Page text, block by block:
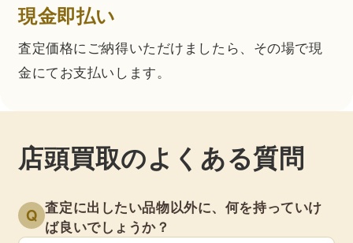
現金即払い
査定価格にご納得いただけましたら、その場で現
金にてお支払いします。
店頭買取のよくある質問
Q 査定に出したい品物以外に、何を持っていけ
ば良いでしょうか？